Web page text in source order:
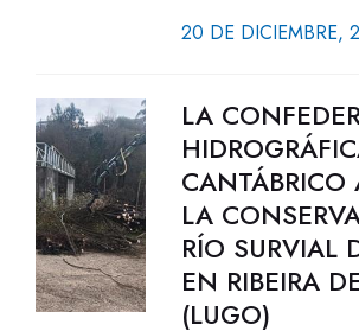
20 DE DICIEMBRE,
LA
CANTÁBRICO
LA
RÍO SURVIAL
EN RIBEIRA
(LUGO)